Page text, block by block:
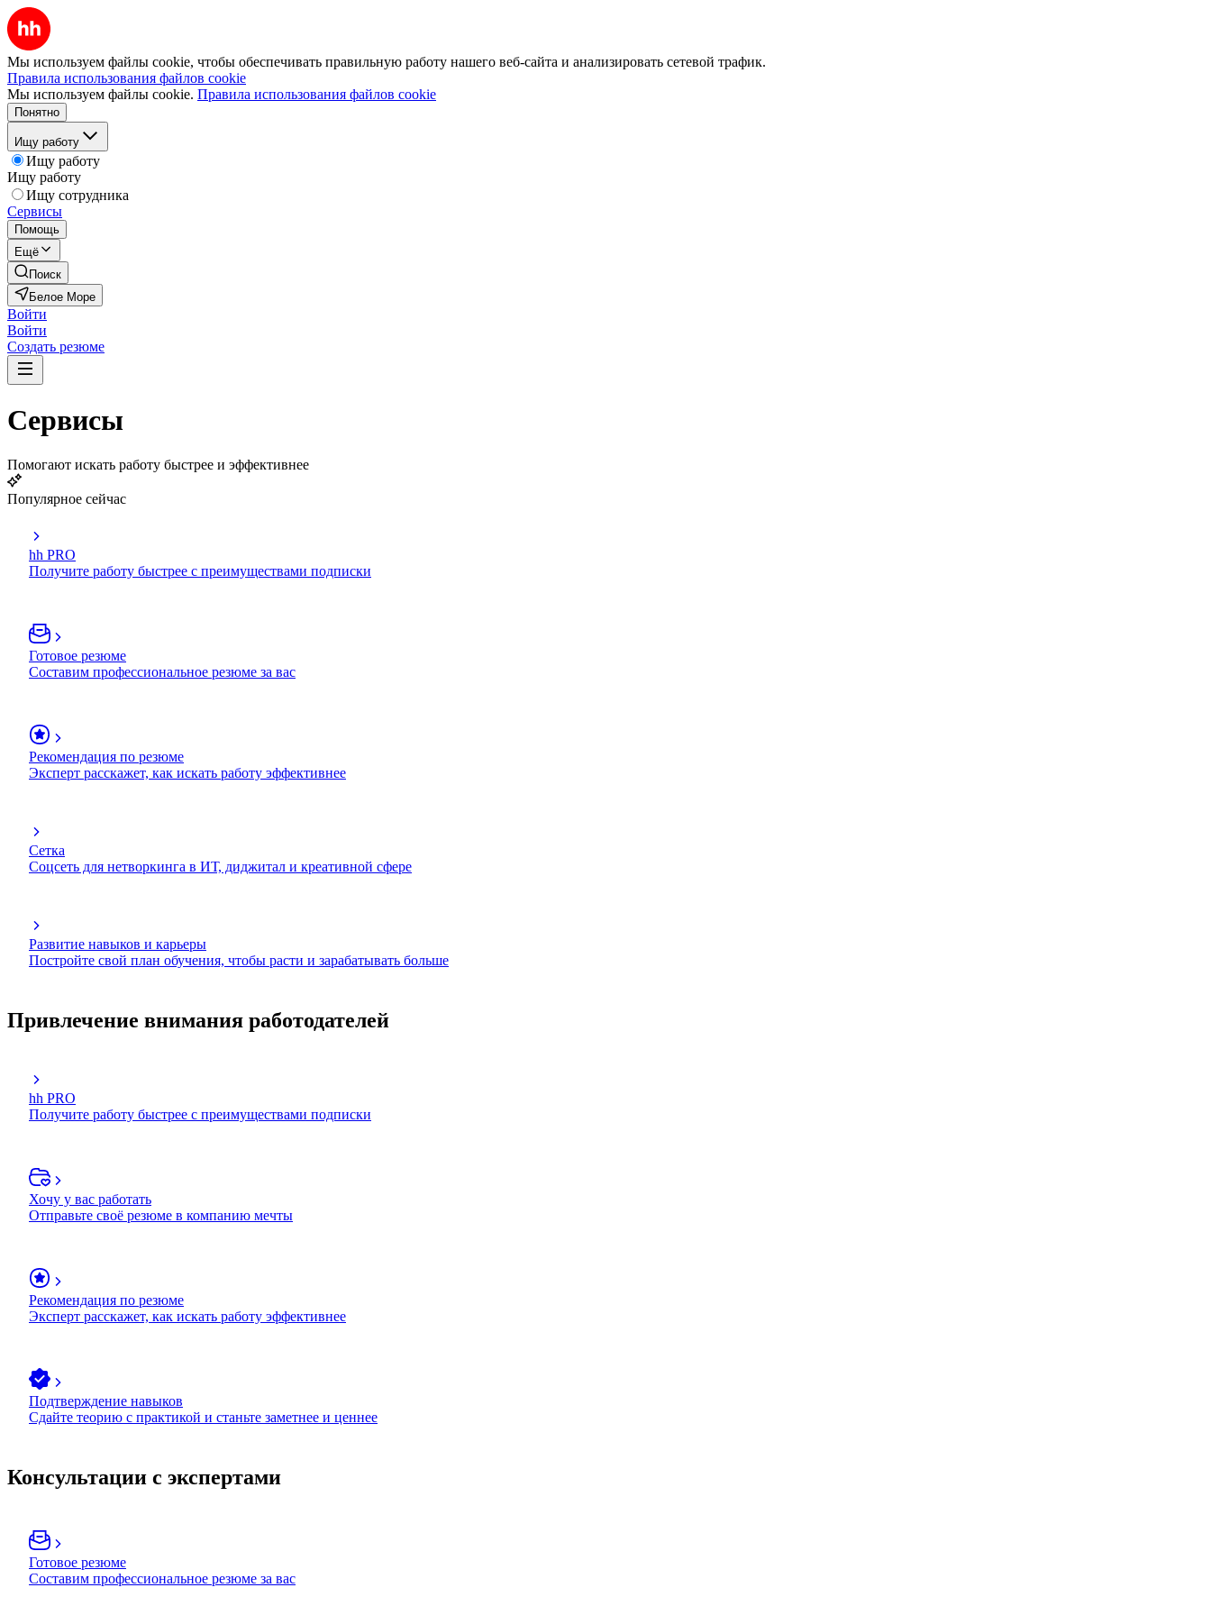
Мы используем файлы cookie, чтобы обеспечивать правильную работу нашего веб-сайта и анализировать сетевой трафик.
Правила использования файлов cookie
Мы используем файлы cookie. Правила использования файлов cookie
Понятно
Ищу работу
Ищу работу
Ищу работу
Ищу сотрудника
Сервисы
Помощь
Ещё
Поиск
Белое Море
Войти
Войти
Создать резюме
Сервисы
Помогают искать работу быстрее и эффективнее
Популярное сейчас
hh PRO
Получите работу быстрее с преимуществами подписки
Готовое резюме
Составим профессиональное резюме за вас
Рекомендация по резюме
Эксперт расскажет, как искать работу эффективнее
Сетка
Соцсеть для нетворкинга в ИТ, диджитал и креативной сфере
Развитие навыков и карьеры
Постройте свой план обучения, чтобы расти и зарабатывать больше
Привлечение внимания работодателей
hh PRO
Получите работу быстрее с преимуществами подписки
Хочу у вас работать
Отправьте своё резюме в компанию мечты
Рекомендация по резюме
Эксперт расскажет, как искать работу эффективнее
Подтверждение навыков
Сдайте теорию с практикой и станьте заметнее и ценнее
Консультации с экспертами
Готовое резюме
Составим профессиональное резюме за вас